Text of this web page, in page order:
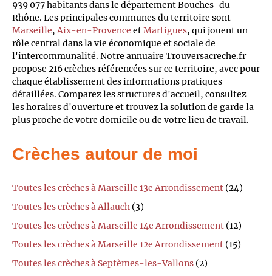
939 077 habitants dans le département Bouches-du-
Rhône. Les principales communes du territoire sont
Marseille,Aix-en-Provence etMartigues, qui jouent un
rôle central dans la vie économique et sociale de
l'intercommunalité. Notre annuaire Trouversacreche.fr
propose 216 crèches référencées sur ce territoire, avec pour
chaque établissement des informations pratiques
détaillées. Comparez les structures d'accueil, consultez
les horaires d'ouverture et trouvez la solution de garde la
plus proche de votre domicile ou de votre lieu de travail.
Crèches autour de moi
Toutes les crèches à Marseille 13e Arrondissement (24)
Toutes les crèches à Allauch (3)
Toutes les crèches à Marseille 14e Arrondissement (12)
Toutes les crèches à Marseille 12e Arrondissement (15)
Toutes les crèches à Septèmes-les-Vallons (2)